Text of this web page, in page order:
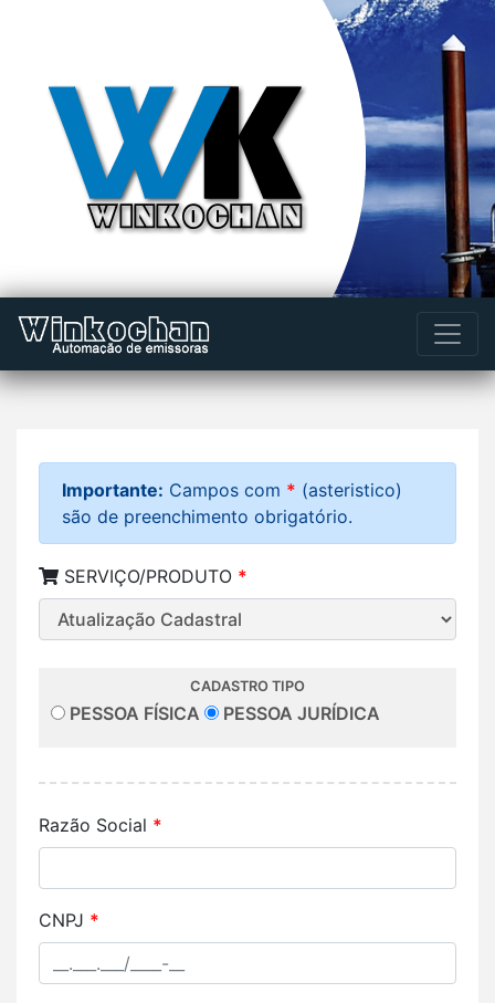
Importante: Campos com * (asteristico)
são de preenchimento obrigatório.
SERVIÇO/PRODUTO *
CADASTRO TIPO
PESSOA FÍSICA PESSOA JURÍDICA
Razão Social *
CNPJ *